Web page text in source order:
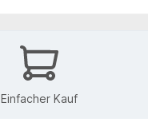
Einfacher Kauf